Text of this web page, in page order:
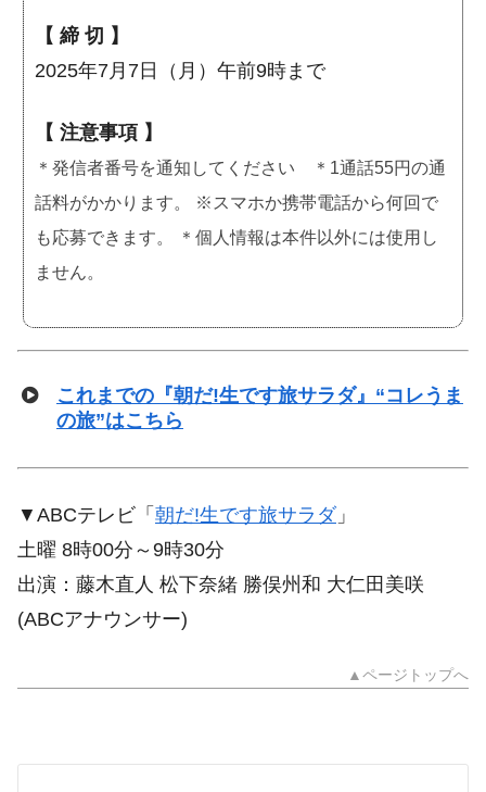
【 締 切 】
2025年7月7日（月）午前9時まで
【 注意事項 】
＊発信者番号を通知してください ＊1通話55円の通
話料がかかります。 ※スマホか携帯電話から何回で
も応募できます。 ＊個人情報は本件以外には使用し
ません。
これまでの『朝だ!生です旅サラダ』“コレうま
の旅”はこちら
▼ABCテレビ「 朝だ!生です旅サラダ 」
土曜 8時00分～9時30分
出演：藤木直人 松下奈緒 勝俣州和 大仁田美咲
(ABCアナウンサー)
▲ページトップへ